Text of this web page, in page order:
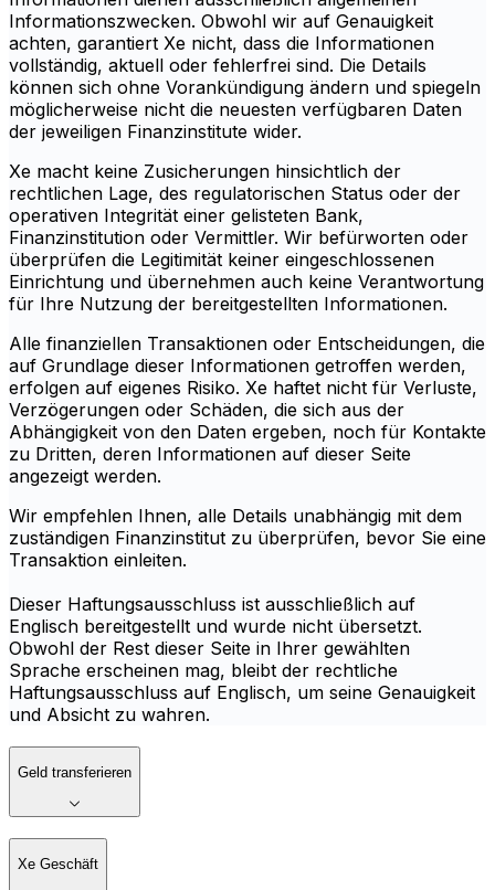
Informationszwecken. Obwohl wir auf Genauigkeit
achten, garantiert Xe nicht, dass die Informationen
vollständig, aktuell oder fehlerfrei sind. Die Details
können sich ohne Vorankündigung ändern und spiegeln
möglicherweise nicht die neuesten verfügbaren Daten
der jeweiligen Finanzinstitute wider.
Xe macht keine Zusicherungen hinsichtlich der
rechtlichen Lage, des regulatorischen Status oder der
operativen Integrität einer gelisteten Bank,
Finanzinstitution oder Vermittler. Wir befürworten oder
überprüfen die Legitimität keiner eingeschlossenen
Einrichtung und übernehmen auch keine Verantwortung
für Ihre Nutzung der bereitgestellten Informationen.
Alle finanziellen Transaktionen oder Entscheidungen, die
auf Grundlage dieser Informationen getroffen werden,
erfolgen auf eigenes Risiko. Xe haftet nicht für Verluste,
Verzögerungen oder Schäden, die sich aus der
Abhängigkeit von den Daten ergeben, noch für Kontakte
zu Dritten, deren Informationen auf dieser Seite
angezeigt werden.
Wir empfehlen Ihnen, alle Details unabhängig mit dem
zuständigen Finanzinstitut zu überprüfen, bevor Sie eine
Transaktion einleiten.
Dieser Haftungsausschluss ist ausschließlich auf
Englisch bereitgestellt und wurde nicht übersetzt.
Obwohl der Rest dieser Seite in Ihrer gewählten
Sprache erscheinen mag, bleibt der rechtliche
Haftungsausschluss auf Englisch, um seine Genauigkeit
und Absicht zu wahren.
Geld transferieren
Xe Geschäft